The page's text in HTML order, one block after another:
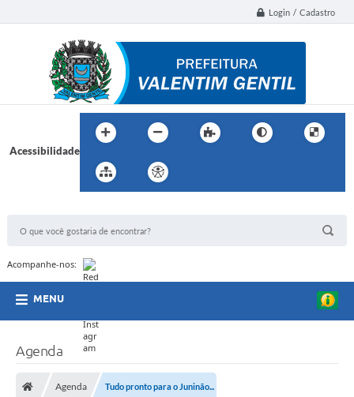
Login / Cadastro
Acessibilidade
Acompanhe-nos:
MENU
Agenda
Agenda Tudo pronto para o Juninão...